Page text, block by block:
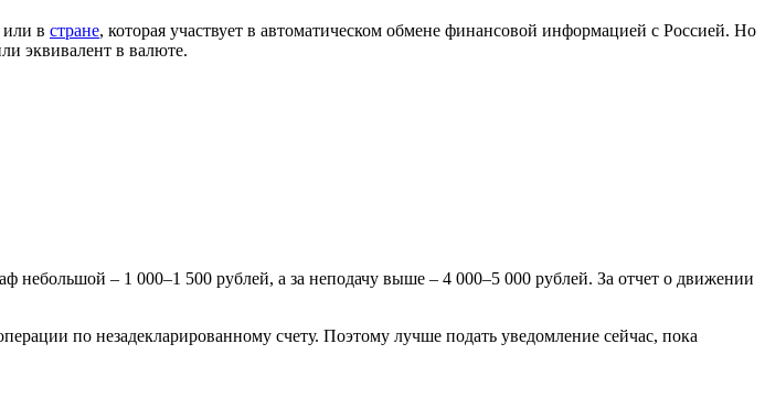
в стране, которая участвует в автоматическом обмене финансовой информацией с Россией. Но
эквивалент в валюте.
небольшой – 1 000–1 500 рублей, а за неподачу выше – 4 000–5 000 рублей. За отчет о движении
по незадекларированному счету. Поэтому лучше подать уведомление сейчас, пока